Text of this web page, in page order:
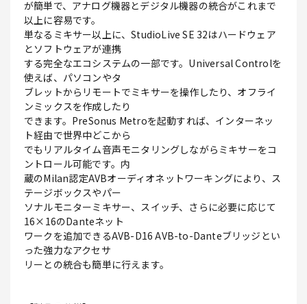
が簡単で、アナログ機器とデジタル機器の統合がこれまで
以上に容易です。
単なるミキサー以上に、StudioLive SE 32はハードウェア
とソフトウェアが連携
する完全なエコシステムの一部です。Universal Controlを
使えば、パソコンやタ
ブレットからリモートでミキサーを操作したり、オフライ
ンミックスを作成したり
できます。PreSonus Metroを起動すれば、インターネッ
ト経由で世界中どこから
でもリアルタイム音声モニタリングしながらミキサーをコ
ントロール可能です。内
蔵のMilan認定AVBオーディオネットワーキングにより、ス
テージボックスやパー
ソナルモニターミキサー、スイッチ、さらに必要に応じて
16×16のDanteネット
ワークを追加できるAVB-D16 AVB-to-Danteブリッジとい
った強力なアクセサ
リーとの統合も簡単に行えます。